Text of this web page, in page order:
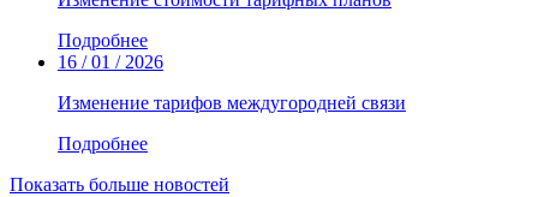
Подробнее
16 / 01 / 2026
Изменение тарифов междугородней связи
Подробнее
Показать больше новостей